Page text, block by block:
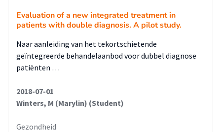
Evaluation of a new integrated treatment in
patients with double diagnosis. A pilot study.
Naar aanleiding van het tekortschietende
geïntegreerde behandelaanbod voor dubbel diagnose
patiënten …
2018-07-01
Winters, M (Marylin) (Student)
Gezondheid